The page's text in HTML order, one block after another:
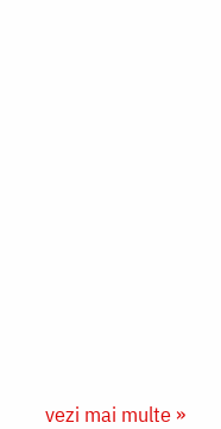
vezi mai multe »